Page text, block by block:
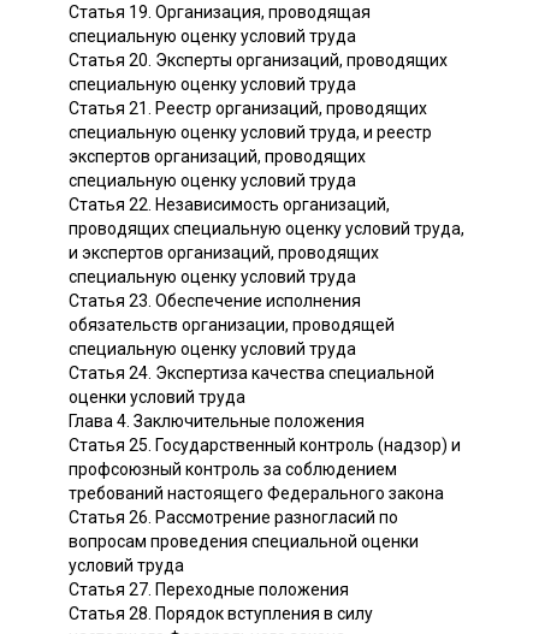
Статья 19. Организация, проводящая
специальную оценку условий труда
Статья 20. Эксперты организаций, проводящих
специальную оценку условий труда
Статья 21. Реестр организаций, проводящих
специальную оценку условий труда, и реестр
экспертов организаций, проводящих
специальную оценку условий труда
Статья 22. Независимость организаций,
проводящих специальную оценку условий труда,
и экспертов организаций, проводящих
специальную оценку условий труда
Статья 23. Обеспечение исполнения
обязательств организации, проводящей
специальную оценку условий труда
Статья 24. Экспертиза качества специальной
оценки условий труда
Глава 4. Заключительные положения
Статья 25. Государственный контроль (надзор) и
профсоюзный контроль за соблюдением
требований настоящего Федерального закона
Статья 26. Рассмотрение разногласий по
вопросам проведения специальной оценки
условий труда
Статья 27. Переходные положения
Статья 28. Порядок вступления в силу